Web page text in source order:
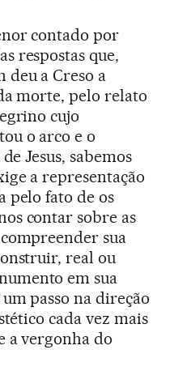
contado por
respostas que,
deu a Creso a
morte, pelo relato
cujo
o arco e o
Jesus, sabemos
a representação
pelo fato de os
contar sobre as
sua
real ou
em sua
passo na direção
cada vez mais
a vergonha do